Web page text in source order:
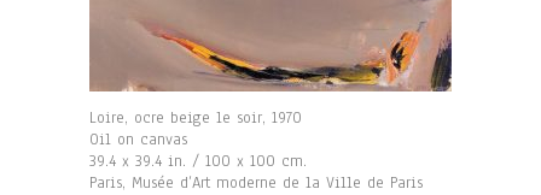
Loire, ocre beige le soir, 1970
Oil on canvas
39.4 x 39.4 in. / 100 x 100 cm.
Paris, Musée d’Art moderne de la Ville de Paris